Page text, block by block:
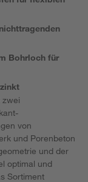
Bohrloch für
von
und Porenbeton
und der
optimal und
Sortiment